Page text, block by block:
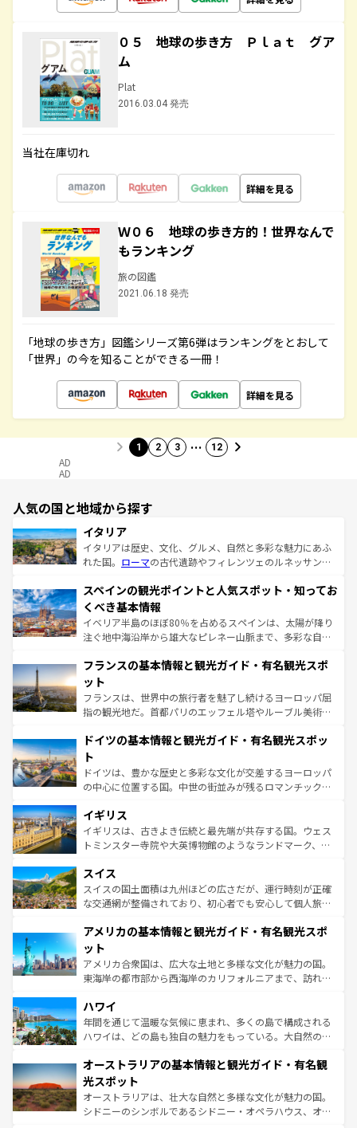
０５ 地球の歩き方 Ｐｌａｔ グア
ム
Plat
2016.03.04 発売
当社在庫切れ
詳細を見る
Ｗ０６ 地球の歩き方的！世界なんで
もランキング
旅の図鑑
2021.06.18 発売
「地球の歩き方」図鑑シリーズ第6弾はランキングをとおして
「世界」の今を知ることができる一冊！
詳細を見る
1 2 3 … 12
AD
AD
人気の国と地域から探す
イタリア
イタリアは歴史、文化、グルメ、自然と多彩な魅力にあふ
れた国。 ローマの古代遺跡やフィレンツェのルネッサンス
ろん、トスカーナの美しい田園風景やアマルフィ海岸の絶
景など、自然景観も見逃せない。観光の合間には、本場の
ピザやパスタなど、絶品のイタリア料理を堪能することも
できる。朝目覚めてから夜眠るまで、すべての瞬間を楽し
なお、新着のイタリア情報はコンテンツ一覧を参照してほ
しい。
スペインの観光ポイントと人気スポット・知ってお
くべき基本情報
イベリア半島のほぼ80％を占めるスペインは、太陽が降り
注ぐ地中海沿岸から雄大なピレネー山脈まで、多彩な自然
文化が根付くこの国では、情熱的なフラメンコ、熱気あふ
れる闘牛、そして美味しいタパスが生活の一部となってい
る。首都マドリードの洗練された雰囲気や、バルセロナの
アートに溢れた街角から、地方では古代ローマ遺跡や中世
せる。地方によって風土や気候が異なるスペインはその個
ンテンツ一覧 を参照してほしい。
フランスの基本情報と観光ガイド・有名観光スポ
ット
フランスは、世界中の旅行者を魅了し続けるヨーロッパ屈
指の観光地だ。首都パリのエッフェル塔やルーブル美術館
で、幅広い魅力が詰まっている。華麗な宮殿、歴史的な大
聖堂、美しいビーチ、そして豊かな自然が、訪れる者を心
から魅了する。また、フランスは美食の国としても知ら
れ、フランス料理はユネスコ無形文化遺産にも登録されて
香り高いラベンダー畑など、多彩な楽しみ方が可能だ。さ
らに、パリ以外の地域にも魅力が溢れており、どの街角に
も豊かな歴史と文化が息づいている。パリ以外の個性あふ
を参照してほしい。
ドイツの基本情報と観光ガイド・有名観光スポッ
ト
ドイツは、豊かな歴史と多彩な文化が交差するヨーロッパ
の中心に位置する国。中世の街並みが残るロマンチック街
顔を持つこの国は、どこを歩いても飽きることがない。ベ
ルリンの文化的活気、バイエルン州のアルプスの絶景、そ
してライン川沿いのワイン畑といった風景は必見。ビール
は、お酒好きな人にはぜひ体験してほしい。 なお、新着の
ドイツ情報はコンテンツ一覧を参照してほしい。
イギリス
イギリスは、古きよき伝統と最先端が共存する国。ウェス
トミンスター寺院や大英博物館のようなランドマーク、歴
リアごとに異なる魅力がある。また、優雅なアフタヌーン
ティー、ビール好きにはたまらない英国パブ、サッカー観
戦など、本場だからこそできる体験も豊富。イギリスを旅
ンツ一覧を参照してほしい。
スイス
スイスの国土面積は九州ほどの広さだが、運行時刻が正確
な交通網が整備されており、初心者でも安心して個人旅行
の建物がそのまま残る町や、スイスならではのユニークな
博物館もあり、アルプス観光だけでなく町歩きも満喫する
ことができる。国民の所得が高いため物価も高いが、旅行
者向けの交通パス提供のサービスもあり、うまく活用すれ
着のスイス情報は
アメリカの基本情報と観光ガイド・有名観光スポ
ット
アメリカ合衆国は、広大な土地と多様な文化が魅力の国。
東海岸の都市部から西海岸のカリフォルニアまで、訪れる
のような巨大都市は、観光、ショッピング、エンターテイ
ンメントが詰まった刺激的なスポットだ。一方、アメリカ
西部には大自然が広がり、グランドキャニオンやイエロー
部のニューオーリンズでは、音楽と美食が融合した独特の
文化が魅力。旅行者はアメリカの各地域で異なる魅力を楽
しみながら、その多様性と豊かな歴史を感じることができ
るだろう。車でのロードトリップや列車の旅も、アメリカ
ハワイ
年間を通じて温暖な気候に恵まれ、多くの島で構成される
ハワイは、どの島も独自の魅力をもっている。大自然の神
ワイ島は見逃せない。また、定番の観光地といえばオアフ
島だが、静かな自然を求めるならマウイ島やカウアイ島が
おすすめ。エメラルドグリーンに輝く海をはじめ、豊かな
文化や歴史が息づいている。「アロハスピリット」と呼ば
オーストラリアの基本情報と観光ガイド・有名観
光スポット
オーストラリアは、壮大な自然と多様な文化が魅力の国。
シドニーのシンボルであるシドニー・オペラハウス、オー